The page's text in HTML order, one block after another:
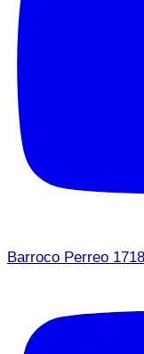
Barroco Perreo